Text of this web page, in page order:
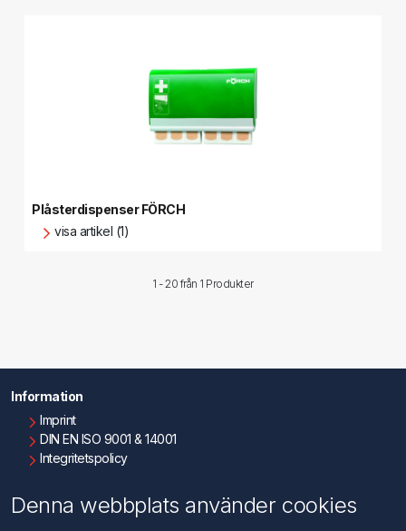
Plåsterdispenser FÖRCH
visa artikel (1)
1 - 20 från 1 Produkter
Information
Imprint
DIN EN ISO 9001 & 14001
Integritetspolicy
Kontakta oss
Denna webbplats använder cookies